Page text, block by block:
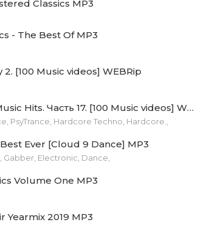
amp).mp3 (13.19
(12.3 Mb)
_we_control_the_sound.mp3 (14.79
(15.08 Mb)
Classics MP3
- The Best Of MP3
[100 Music videos] WEBRip
Сборник клипов - Ultra Music Hits. Часть 17. [100 Music videos] WEBRip
PsyTrance, Hardcore Techno, Hardcore.,
Ever [Cloud 9 Dance] MP3
Electronic, Dance,
Volume One MP3
2019 MP3